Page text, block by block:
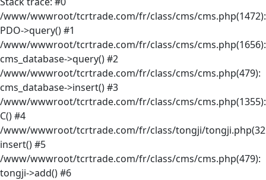
/www/wwwroot/tcrtrade.com/fr/class/cms/cms.php(1472):
PDO->query() #1
/www/wwwroot/tcrtrade.com/fr/class/cms/cms.php(1656):
cms_database->query() #2
/www/wwwroot/tcrtrade.com/fr/class/cms/cms.php(479):
cms_database->insert() #3
/www/wwwroot/tcrtrade.com/fr/class/cms/cms.php(1355):
C() #4
/www/wwwroot/tcrtrade.com/fr/class/tongji/
insert() #5
/www/wwwroot/tcrtrade.com/fr/class/cms/cms.php(479):
tongji->add() #6